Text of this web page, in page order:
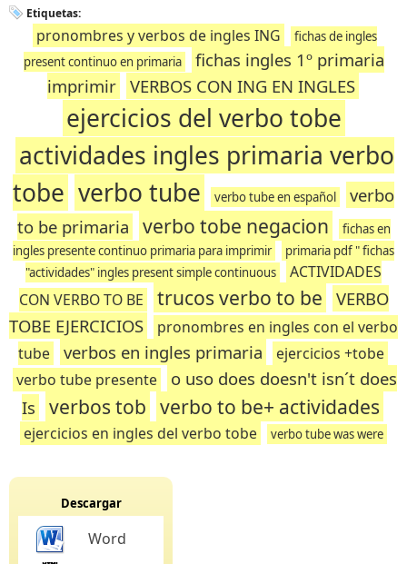
Etiquetas:
pronombres y verbos de ingles ING
fichas de ingles
present continuo en primaria
fichas ingles 1º primaria
imprimir
VERBOS CON ING EN INGLES
ejercicios del verbo tobe
actividades ingles primaria verbo
tobe verbo tube verbo tube en español
verbo
to be primaria
verbo tobe negacion
fichas en
ingles presente continuo primaria para imprimir
primaria pdf " fichas
"actividades" ingles present simple continuous
ACTIVIDADES
CON VERBO TO BE
trucos verbo to be
VERBO
TOBE EJERCICIOS
pronombres en ingles con el verbo
tube
verbos en ingles primaria
ejercicios +tobe
verbo tube presente
o uso does doesn't isn´t does
Is
verbos tob verbo to be+ actividades
ejercicios en ingles del verbo tobe verbo tube was were
Descargar
Word